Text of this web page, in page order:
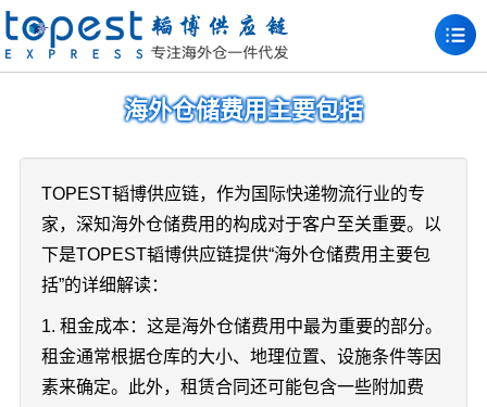
海外仓储费用主要包括
TOPEST韬博供应链，作为国际快递物流行业的专
家，深知海外仓储费用的构成对于客户至关重要。以
下是TOPEST韬博供应链提供“海外仓储费用主要包
括”的详细解读：
1. 租金成本：这是海外仓储费用中最为重要的部分。
租金通常根据仓库的大小、地理位置、设施条件等因
素来确定。此外，租赁合同还可能包含一些附加费